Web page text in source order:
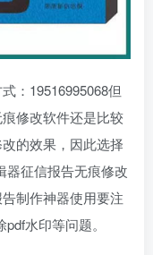
：19516995068但
修改软件还是比较
的效果，因此选择
器征信报告无痕修改
制作神器使用要注
水印等问题。